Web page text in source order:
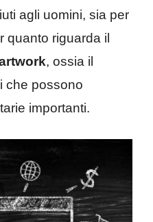
agli uomini, sia per
quanto riguarda il
, ossia il
che possono
importanti.